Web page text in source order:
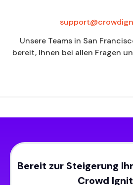
Unsere Teams in San
bereit, Ihnen bei allen Fragen
Bereit zur Steigerung
Crowd